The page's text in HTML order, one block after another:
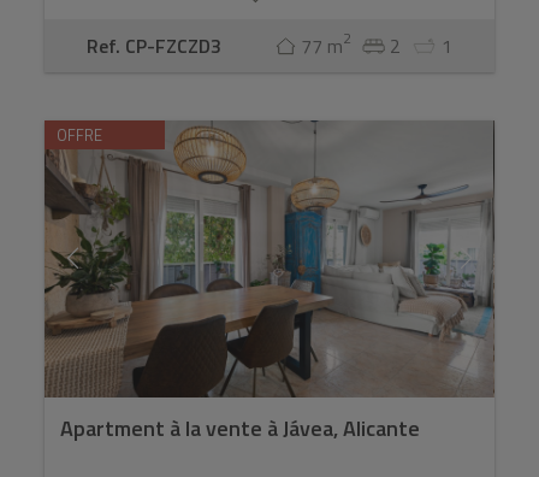
Ref. CP-FZCZD3 77 m2 2 1
OFFRE
Apartment à la vente à Jávea, Alicante